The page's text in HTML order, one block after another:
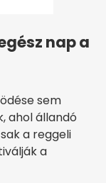
nap a
sem
ahol állandó
a reggeli
a